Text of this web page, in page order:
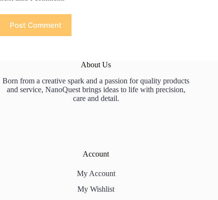
Post Comment
About Us
Born from a creative spark and a passion for quality products
and service, NanoQuest brings ideas to life with precision,
care and detail.
Account
My Account
My Wishlist